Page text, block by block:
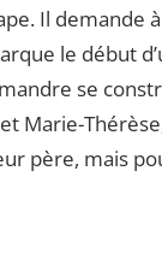
Il demande
le début
se
Marie-
père, mais